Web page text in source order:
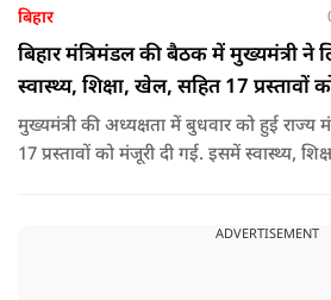
बिहार
बिहार मंत्रिमंडल की बैठक में मुख्यमंत्री
स्वास्थ्य, शिक्षा, खेल, सहित 17 प्रस्तावों
मुख्यमंत्री की अध्यक्षता में बुधवार को हुई
17 प्रस्तावों को मंजूरी दी गई. इसमें स्वास्थ्य,
ADVERTISEMENT